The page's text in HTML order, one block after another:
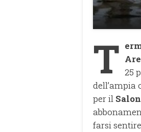
T 25
dell’ampia
per il
farsi